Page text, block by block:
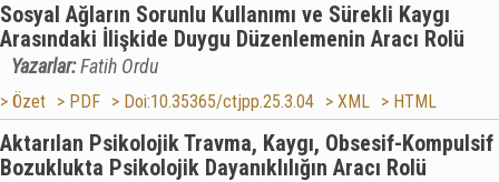
Sosyal Ağların Sorunlu Kullanımı ve Sürekli Kaygı
Arasındaki İlişkide Duygu Düzenlemenin Aracı Rolü
Yazarlar:Fatih Ordu
> Özet > PDF > Doi:10.35365/ctjpp.25.3.04 > XML > HTML
Aktarılan Psikolojik Travma, Kaygı, Obsesif-Kompulsif
Bozuklukta Psikolojik Dayanıklılığın Aracı Rolü